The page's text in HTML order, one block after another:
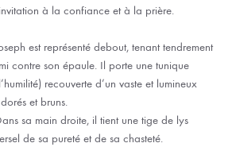
à la confiance et à la prière.
est représenté debout, tenant tendrement
contre son épaule. Il porte une tunique
recouverte d’un vaste et lumineux
et bruns.
sa main droite, il tient une tige de lys
de sa pureté et de sa chasteté.